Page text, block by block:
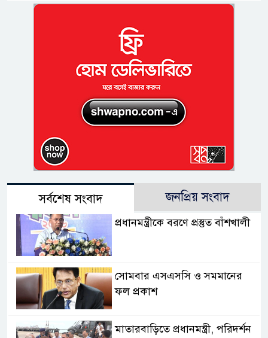
সর্বশেষ সংবাদ জনপ্রিয় সংবাদ
প্রধানমন্ত্রীকে বরণে প্রস্তুত বাঁশখালী
সোমবার এসএসসি ও সমমানের
ফল প্রকাশ
মাতারবাড়িতে প্রধানমন্ত্রী, পরিদর্শন